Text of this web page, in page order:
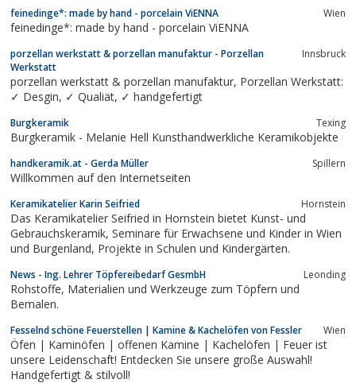
feinedinge*: made by hand - porcelain ViENNA Wien
feinedinge*: made by hand - porcelain ViENNA
porzellan werkstatt & porzellan manufaktur - Porzellan
Werkstatt
Innsbruck
porzellan werkstatt & porzellan manufaktur, Porzellan Werkstatt:
✓ Desgin, ✓ Qualiät, ✓ handgefertigt
Burgkeramik Texing
Burgkeramik - Melanie Hell Kunsthandwerkliche Keramikobjekte
handkeramik.at - Gerda Müller Spillern
Willkommen auf den Internetseiten
Keramikatelier Karin Seifried Hornstein
Das Keramikatelier Seifried in Hornstein bietet Kunst- und
Gebrauchskeramik, Seminare für Erwachsene und Kinder in Wien
und Burgenland, Projekte in Schulen und Kindergärten.
News - Ing. Lehrer Töpfereibedarf GesmbH Leonding
Rohstoffe, Materialien und Werkzeuge zum Töpfern und
Bemalen.
Fesselnd schöne Feuerstellen | Kamine & Kachelöfen von Fessler Wien
Öfen | Kaminöfen | offenen Kamine | Kachelöfen | Feuer ist
unsere Leidenschaft! Entdecken Sie unsere große Auswahl!
Handgefertigt & stilvoll!